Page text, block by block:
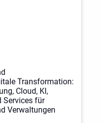
Transformation:
Cloud, KI,
Services für
Verwaltungen